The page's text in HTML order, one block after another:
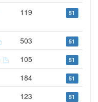
119 51
503 51
105 51
184 51
123 51